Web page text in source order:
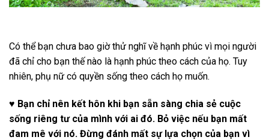
Có thể bạn chưa bao giờ thử nghĩ về hạnh phúc vì mọi người
đã chỉ cho bạn thế nào là hạnh phúc theo cách của họ. Tuy
nhiên, phụ nữ có quyền sống theo cách họ muốn.
♥ Bạn chỉ nên kết hôn khi bạn sẵn sàng chia sẻ cuộc
sống riêng tư của mình với ai đó. Bỏ việc nếu bạn mất
đam mê với nó. Đừng đánh mất sự lựa chọn của bạn vì